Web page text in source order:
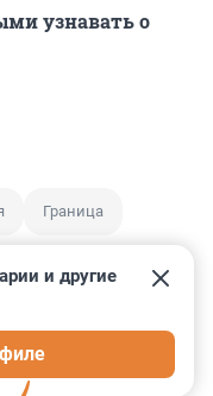
узнавать о
Граница
и другие